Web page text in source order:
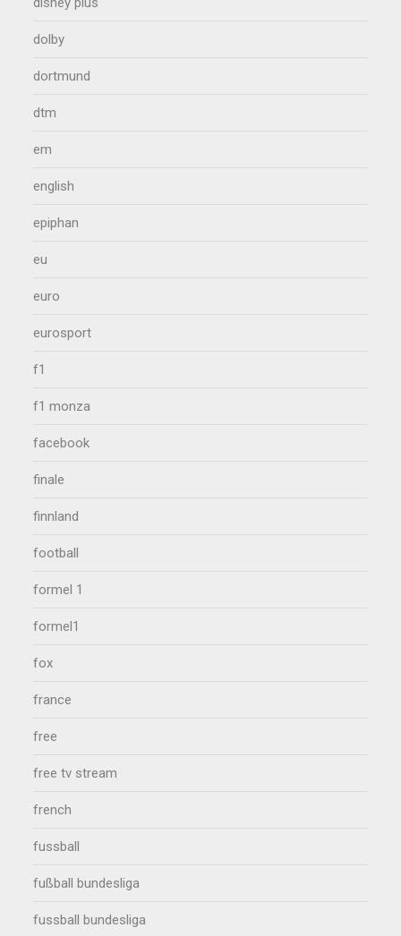
dolby
dortmund
dtm
em
english
epiphan
eu
euro
eurosport
f1
f1 monza
facebook
finale
finnland
football
formel 1
formel1
fox
france
free
free tv stream
french
fussball
fußball bundesliga
fussball bundesliga